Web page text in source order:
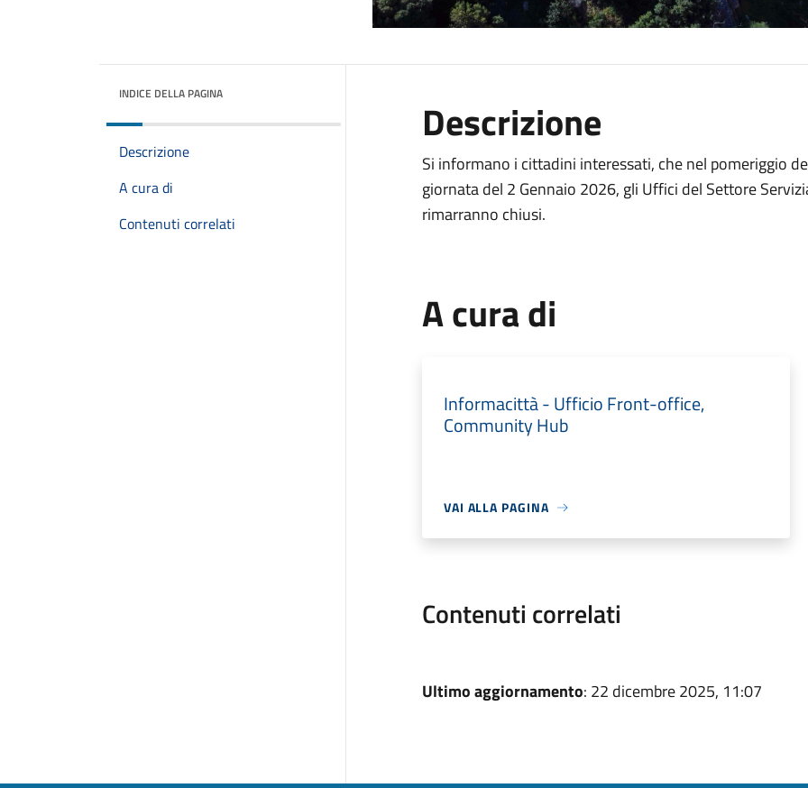
INDICE DELLA PAGINA
Descrizione
A cura di
Contenuti correlati
Descrizione
Si informano i cittadini interessati, che nel pomeriggio
giornata del 2 Gennaio 2026, gli Uffici del Settore
rimarranno chiusi.
A cura di
Informacittà - Ufficio Front-office,
Community Hub
VAI ALLA PAGINA
Contenuti correlati
Ultimo aggiornamento: 22 dicembre 2025, 11:07